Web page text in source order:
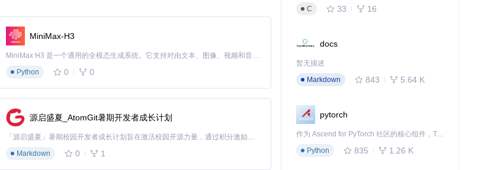
MiniMax-H3
MiniMax H3 是一个通用的全模态生成系统。它支持对由文本、图像、视频和音频组成的多模态上下文进行统一理解，并能生成分辨率高达 2K、时长可达 15 秒的带原生立体声音频的视频。得益于面向任务泛化的系统设计，H3 在预训练阶段就已具备广泛的多模态上下文理解与生成能力，能够出色地执行复杂的多模态指令。
Python
0 0
源启盛夏_AtomGit暑期开发者成长计划
「源启盛夏」暑期校园开发者成长计划旨在激活校园开源力量，通过积分激励、认证扶持、资源倾斜等形式，引导高校组织和开发者完成「入驻 — 建项目 — 做贡献 — 获认证 — 得资源」的完整闭环。无论你是想带领社团入驻平台的组织者，还是希望用代码贡献证明自己的开发者，都能在这里找到属于你的成长路径。
Markdown
0 1
C
33 16
docs
暂无描述
Markdown
843 5.64 K
pytorch
作为 Ascend for PyTorch 社区的核心组件，TorchNPU 是昇腾专为 PyTorch 打造的深度学习适配插件，使 PyTorch 框架能够直接调用昇腾 NPU，为开发者提供昇腾 AI 处理器的超强算力。
Python
835 1.26 K